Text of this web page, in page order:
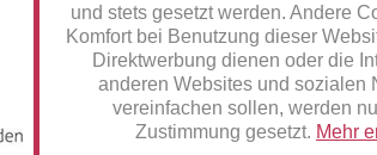
MediaUp
und stets gesetzt werden. Andere
Komfort bei Benutzung dieser
Direktwerbung dienen oder die
anderen Websites und sozialen
vereinfachen sollen, werden
Zustimmung gesetzt. Mehr